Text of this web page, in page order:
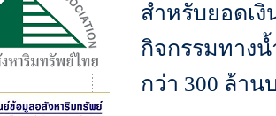
สำหรับยอดเ
กิจกรรมทางน้
กว่า 300 ล้าน